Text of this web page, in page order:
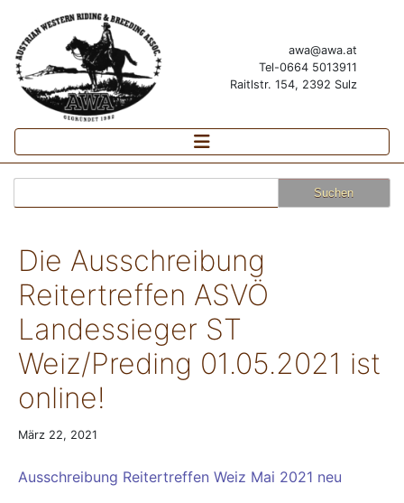
awa@awa.at
Tel-0664 5013911
Raitlstr. 154, 2392 Sulz
nach:
Die Ausschreibung
Reitertreffen ASVÖ
Landessieger ST
Weiz/Preding 01.05.2021 ist
online!
März 22, 2021
Ausschreibung Reitertreffen Weiz Mai 2021 neu